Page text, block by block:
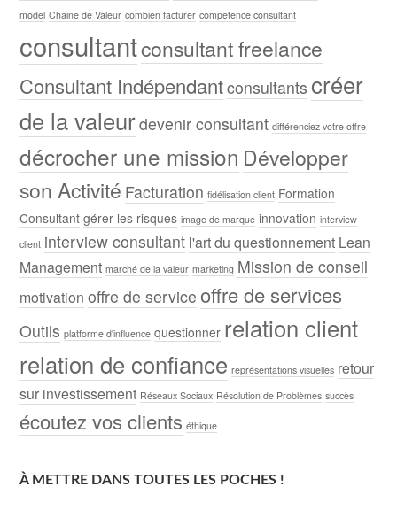
model Chaine de Valeur combien facturer competence consultant
consultantconsultant freelance
Consultant Indépendantconsultants créer
de la valeurdevenir consultant différenciez votre offre
décrocher une mission Développer
son Activité Facturation fidélisation client Formation
Consultant gérer les risques image de marque innovation interview
client interview consultant l'art du questionnement Lean
Management marché de la valeur marketing Mission de conseil
motivation offre de service offre de services
Outils platforme d'influence questionner relation client
relation de confiance représentations visuelles retour
sur investissement Réseaux Sociaux Résolution de Problèmes succès
écoutez vos clients éthique
À METTRE DANS TOUTES LES POCHES !